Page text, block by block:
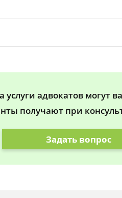
адвокатов могут
получают при
Задать вопрос